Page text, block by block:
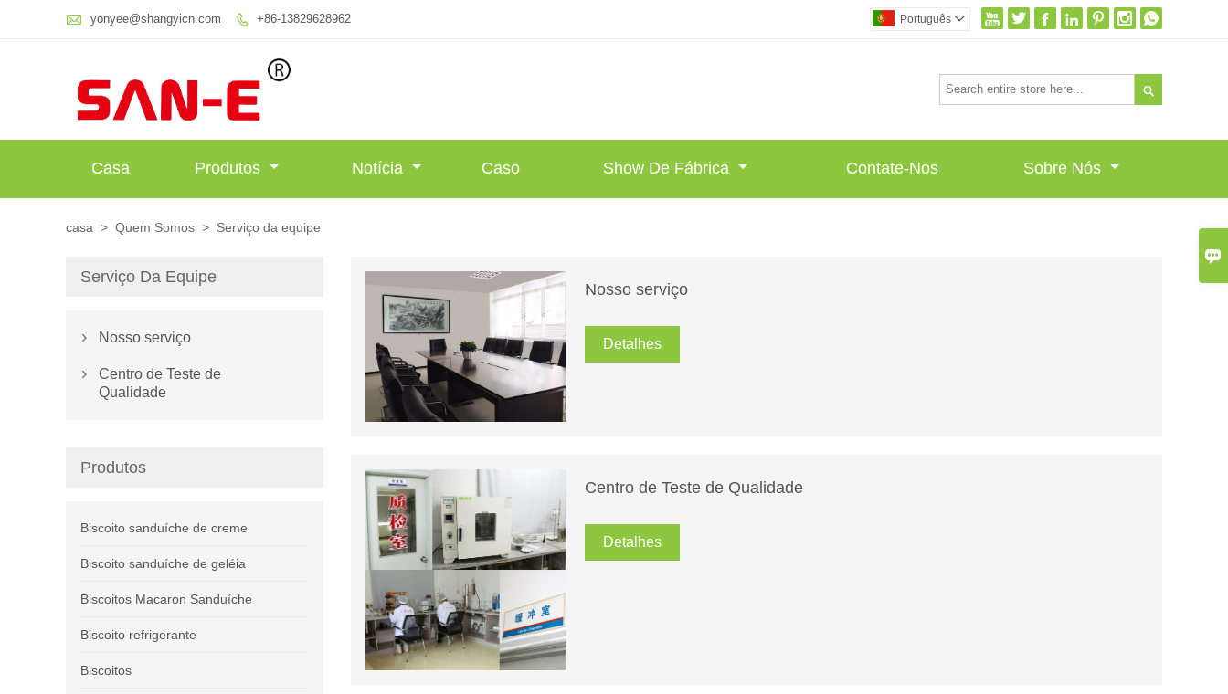

 yonyee@shangyicn.com  +86-13829628962       
Português 

Casa Produtos Notícia Caso Show De Fábrica Contate-Nos Sobre Nós
casa > Quem Somos > Serviço da equipe
Nosso serviço
Detalhes
Centro de Teste de Qualidade
Detalhes
Serviço Da Equipe
 Nosso serviço

Centro de Teste de
Qualidade
Produtos
Biscoito sanduíche de creme
Biscoito sanduíche de geléia
Biscoitos Macaron Sanduíche
Biscoito refrigerante
Biscoitos